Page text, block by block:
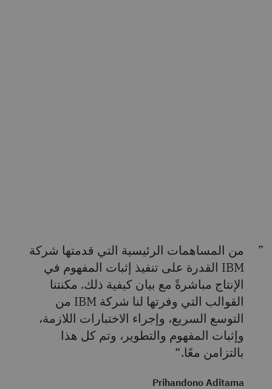
من المساهمات الرئيسية التي قدمتها شركة
IBM القدرة على تنفيذ إثبات المفهوم في
الإنتاج مباشرةً مع بيان كيفية ذلك. مكنتنا
القوالب التي وفرتها لنا شركة IBM من
التوسع السريع، وإجراء الاختبارات اللازمة،
وإثبات المفهوم والتطوير، وتم كل هذا
بالتزامن معًا.
Prihandono Aditama